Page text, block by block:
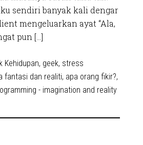
sendiri banyak kali dengar
mengeluarkan ayat “Ala,
pun […]
Kehidupan, geek, stress
fantasi dan realiti, apa orang fikir?,
- imagination and reality